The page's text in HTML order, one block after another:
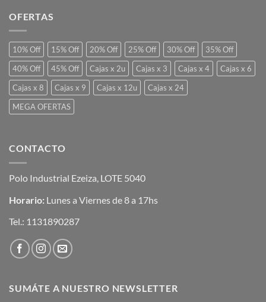
OFERTAS
10% Off 15% Off 20% Off 25% Off 30% Off
35% Off
40% Off
45% Off Cajas x 2u Cajas x 3 Cajas x 4
Cajas x 6
Cajas x 8
Cajas x 9 Cajas x 12u
Cajas x 24
MEGA OFERTAS
CONTACTO
Polo Industrial Ezeiza, LOTE 5040
Horario: Lunes a Viernes de 8 a 17hs
Tel.: 1131890287
SUMÁTE A NUESTRO NEWSLETTER